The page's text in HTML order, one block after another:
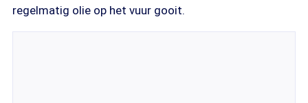
regelmatig olie op het vuur gooit.